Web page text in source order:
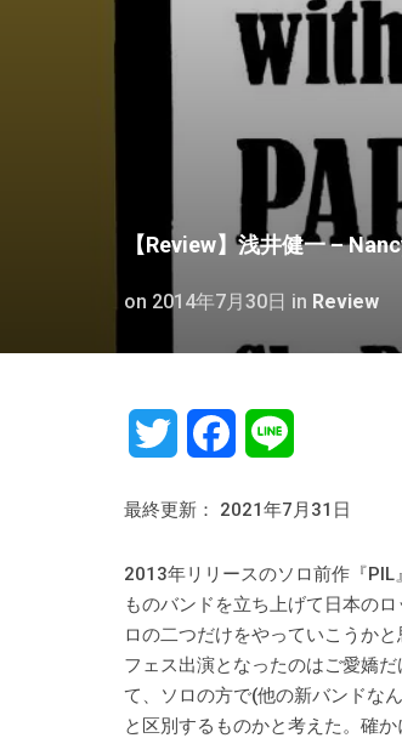
【Review】浅井健一 –
on 2014年7月30日 in Review
Twitter Facebook
最終更新： 2021年7月31日
2013年リリースのソロ前作『
ものバンドを立ち上げて日本の
ロの二つだけをやっていこうか
フェス出演となったのはご愛嬌
て、ソロの方で(他の新バンドな
と区別するものかと考えた。確